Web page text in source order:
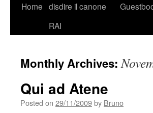
Skip
Home disdire il canone
RAI
Monthly Archives:
Qui ad Atene
Posted on 29/11/2009by Bruno